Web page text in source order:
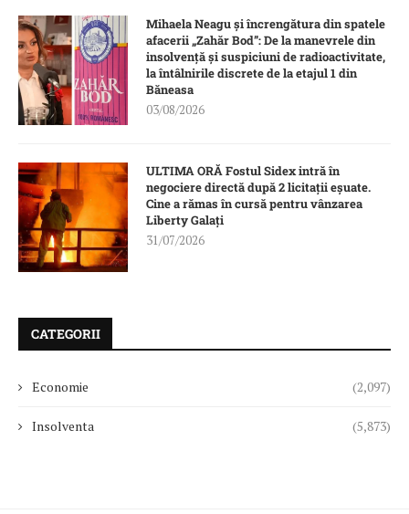
Mihaela Neagu și încrengătura din spatele
afacerii „Zahăr Bod”: De la manevrele din
insolvență și suspiciuni de radioactivitate,
la întâlnirile discrete de la etajul 1 din
Băneasa
03/08/2026
ULTIMA ORĂ Fostul Sidex intră în
negociere directă după 2 licitații eșuate.
Cine a rămas în cursă pentru vânzarea
Liberty Galați
31/07/2026
CATEGORII
Economie (2,097)
Insolventa (5,873)